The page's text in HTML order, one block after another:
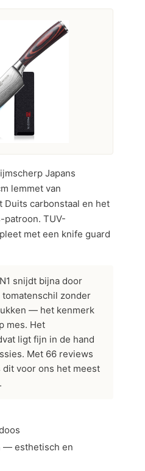
Japans
lemmet van
Duits carbonstaal en het
patroon. TUV-
met een knife guard
snijdt bijna door
zonder
— het kenmerk
mes. Het
ligt fijn in de hand
Met 66 reviews
voor ons het meest
— esthetisch en